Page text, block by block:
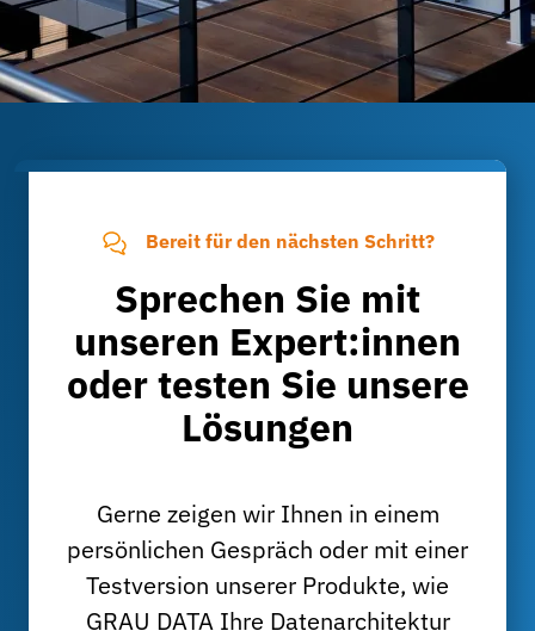
Bereit für den nächsten Schritt?
Sprechen Sie mit
unseren Expert:innen
oder testen Sie unsere
Lösungen
Gerne zeigen wir Ihnen in einem
persönlichen Gespräch oder mit einer
Testversion unserer Produkte, wie
GRAU DATA Ihre Datenarchitektur